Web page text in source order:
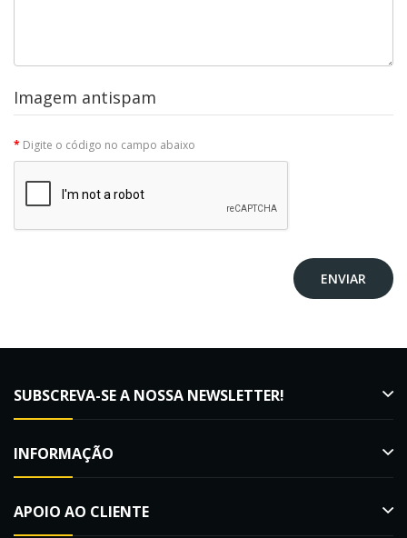
Imagem antispam
Digite o código no campo abaixo
SUBSCREVA-SE A NOSSA NEWSLETTER!
INFORMAÇÃO
APOIO AO CLIENTE